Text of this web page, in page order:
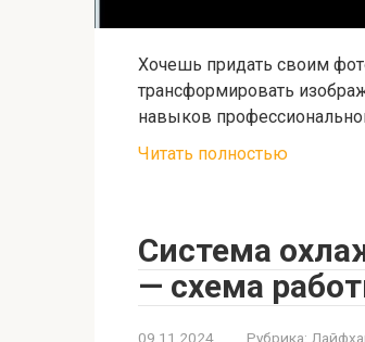
Хочешь придать своим
трансформировать
навыков
Читать полностью
Система
— схема
09.11.2024 Рубрика: